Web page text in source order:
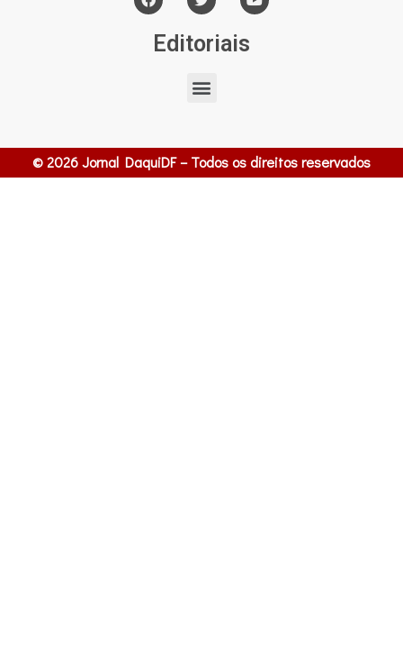
Editoriais
© 2026 Jornal DaquiDF – Todos os direitos reservados